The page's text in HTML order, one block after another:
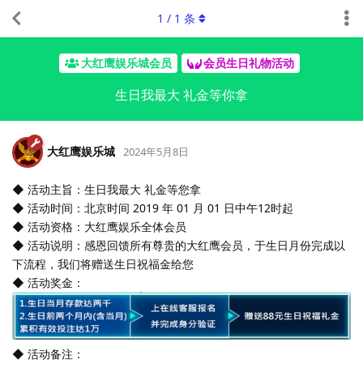
大红鹰娱乐城会员 会员生日礼物活动
生日我最大 礼金等你拿
1 / 1 条
大红鹰娱乐城 2024年5月8日
◆ 活动主旨：生日我最大 礼金等您拿
◆ 活动时间：北京时间 2019 年 01 月 01 日中午12时起
◆ 活动资格：大红鹰娱乐全体会员
◆ 活动说明：感恩回馈所有尊贵的大红鹰会员，于生日月份完成以
下流程，我们将赠送生日祝福金给您
◆ 活动奖金：
◆ 活动备注： ​​